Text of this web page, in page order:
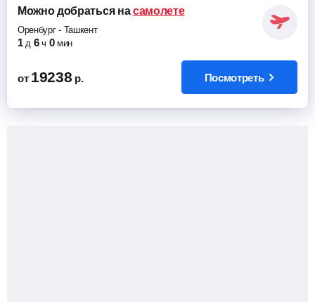
Можно добратьсяна самолете
Оренбург- Ташкент
1 д 6 ч 0 мин
от 19238 р. Посмотреть